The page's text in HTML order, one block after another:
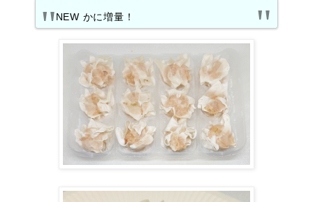
NEW かに増量！